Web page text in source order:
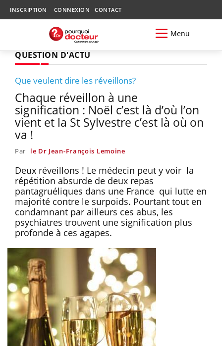
INSCRIPTION CONNEXION CONTACT
Menu
QUESTION D'ACTU
Que veulent dire les réveillons?
Chaque réveillon à une
signification : Noël c’est là d’où l’on
vient et la St Sylvestre c’est là où on
va !
Par le Dr Jean-François Lemoine
Deux réveillons ! Le médecin peut y voir la
répétition absurde de deux repas
pantagruéliques dans une France qui lutte en
majorité contre le surpoids. Pourtant tout en
condamnant par ailleurs ces abus, les
psychiatres trouvent une signification plus
profonde à ces agapes.